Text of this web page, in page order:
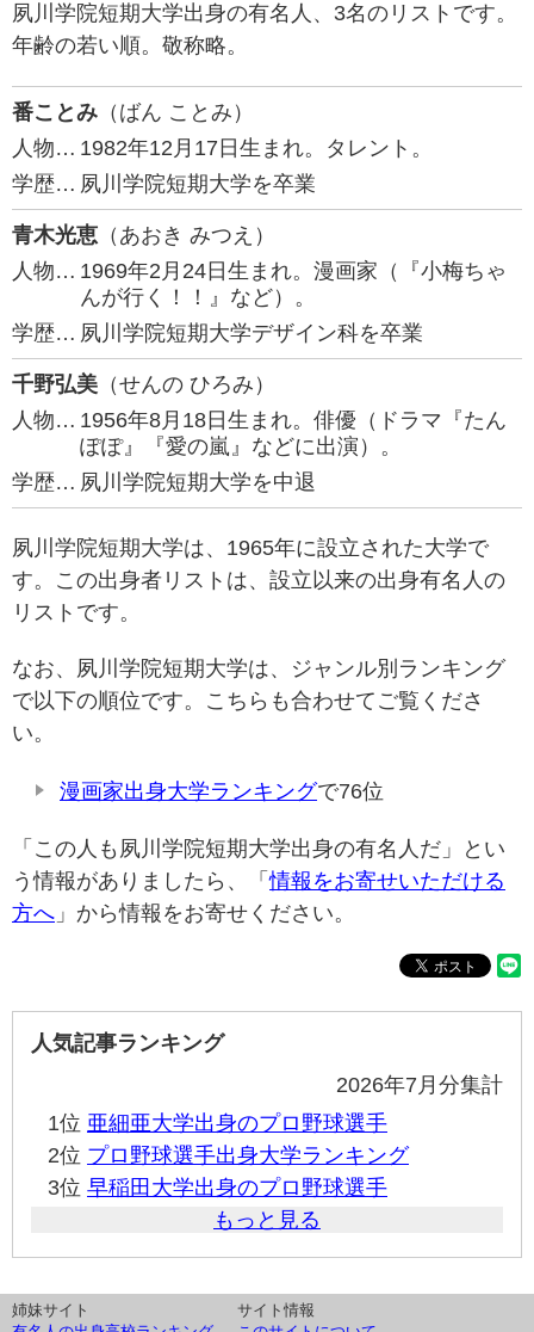
夙川学院短期大学出身の有名人、3名のリストです。
年齢の若い順。敬称略。
番ことみ （ばん ことみ）
人物… 1982年12月17日生まれ。タレント。
学歴… 夙川学院短期大学を卒業
青木光恵 （あおき みつえ）
人物… 1969年2月24日生まれ。漫画家（『小梅ちゃ
んが行く！！』など）。
学歴… 夙川学院短期大学デザイン科を卒業
千野弘美 （せんの ひろみ）
人物… 1956年8月18日生まれ。俳優（ドラマ『たん
ぽぽ』『愛の嵐』などに出演）。
学歴… 夙川学院短期大学を中退
夙川学院短期大学は、1965年に設立された大学で
す。この出身者リストは、設立以来の出身有名人の
リストです。
なお、夙川学院短期大学は、ジャンル別ランキング
で以下の順位です。こちらも合わせてご覧くださ
い。
漫画家出身大学ランキングで76位
「この人も夙川学院短期大学出身の有名人だ」とい
う情報がありましたら、「情報をお寄せいただける
方へ 」から情報をお寄せください。
人気記事ランキング
2026年7月分集計
1位 亜細亜大学出身のプロ野球選手
2位 プロ野球選手出身大学ランキング
3位 早稲田大学出身のプロ野球選手
もっと見る
姉妹サイト
サイト情報